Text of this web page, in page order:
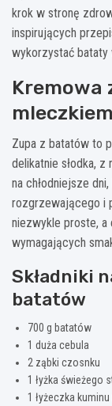
krok w stronę
inspirujących
wykorzystać bataty
Kremowa
Zupa z batatów to
delikatnie słodka,
na chłodniejsze
rozgrzewającego i
niezwykle proste,
wymagających
Składniki
batatów
700 g batatów
1 duża cebula
2 ząbki czosnku
1 łyżka świeżego
1 łyżeczka